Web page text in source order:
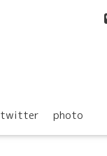
twitter photo